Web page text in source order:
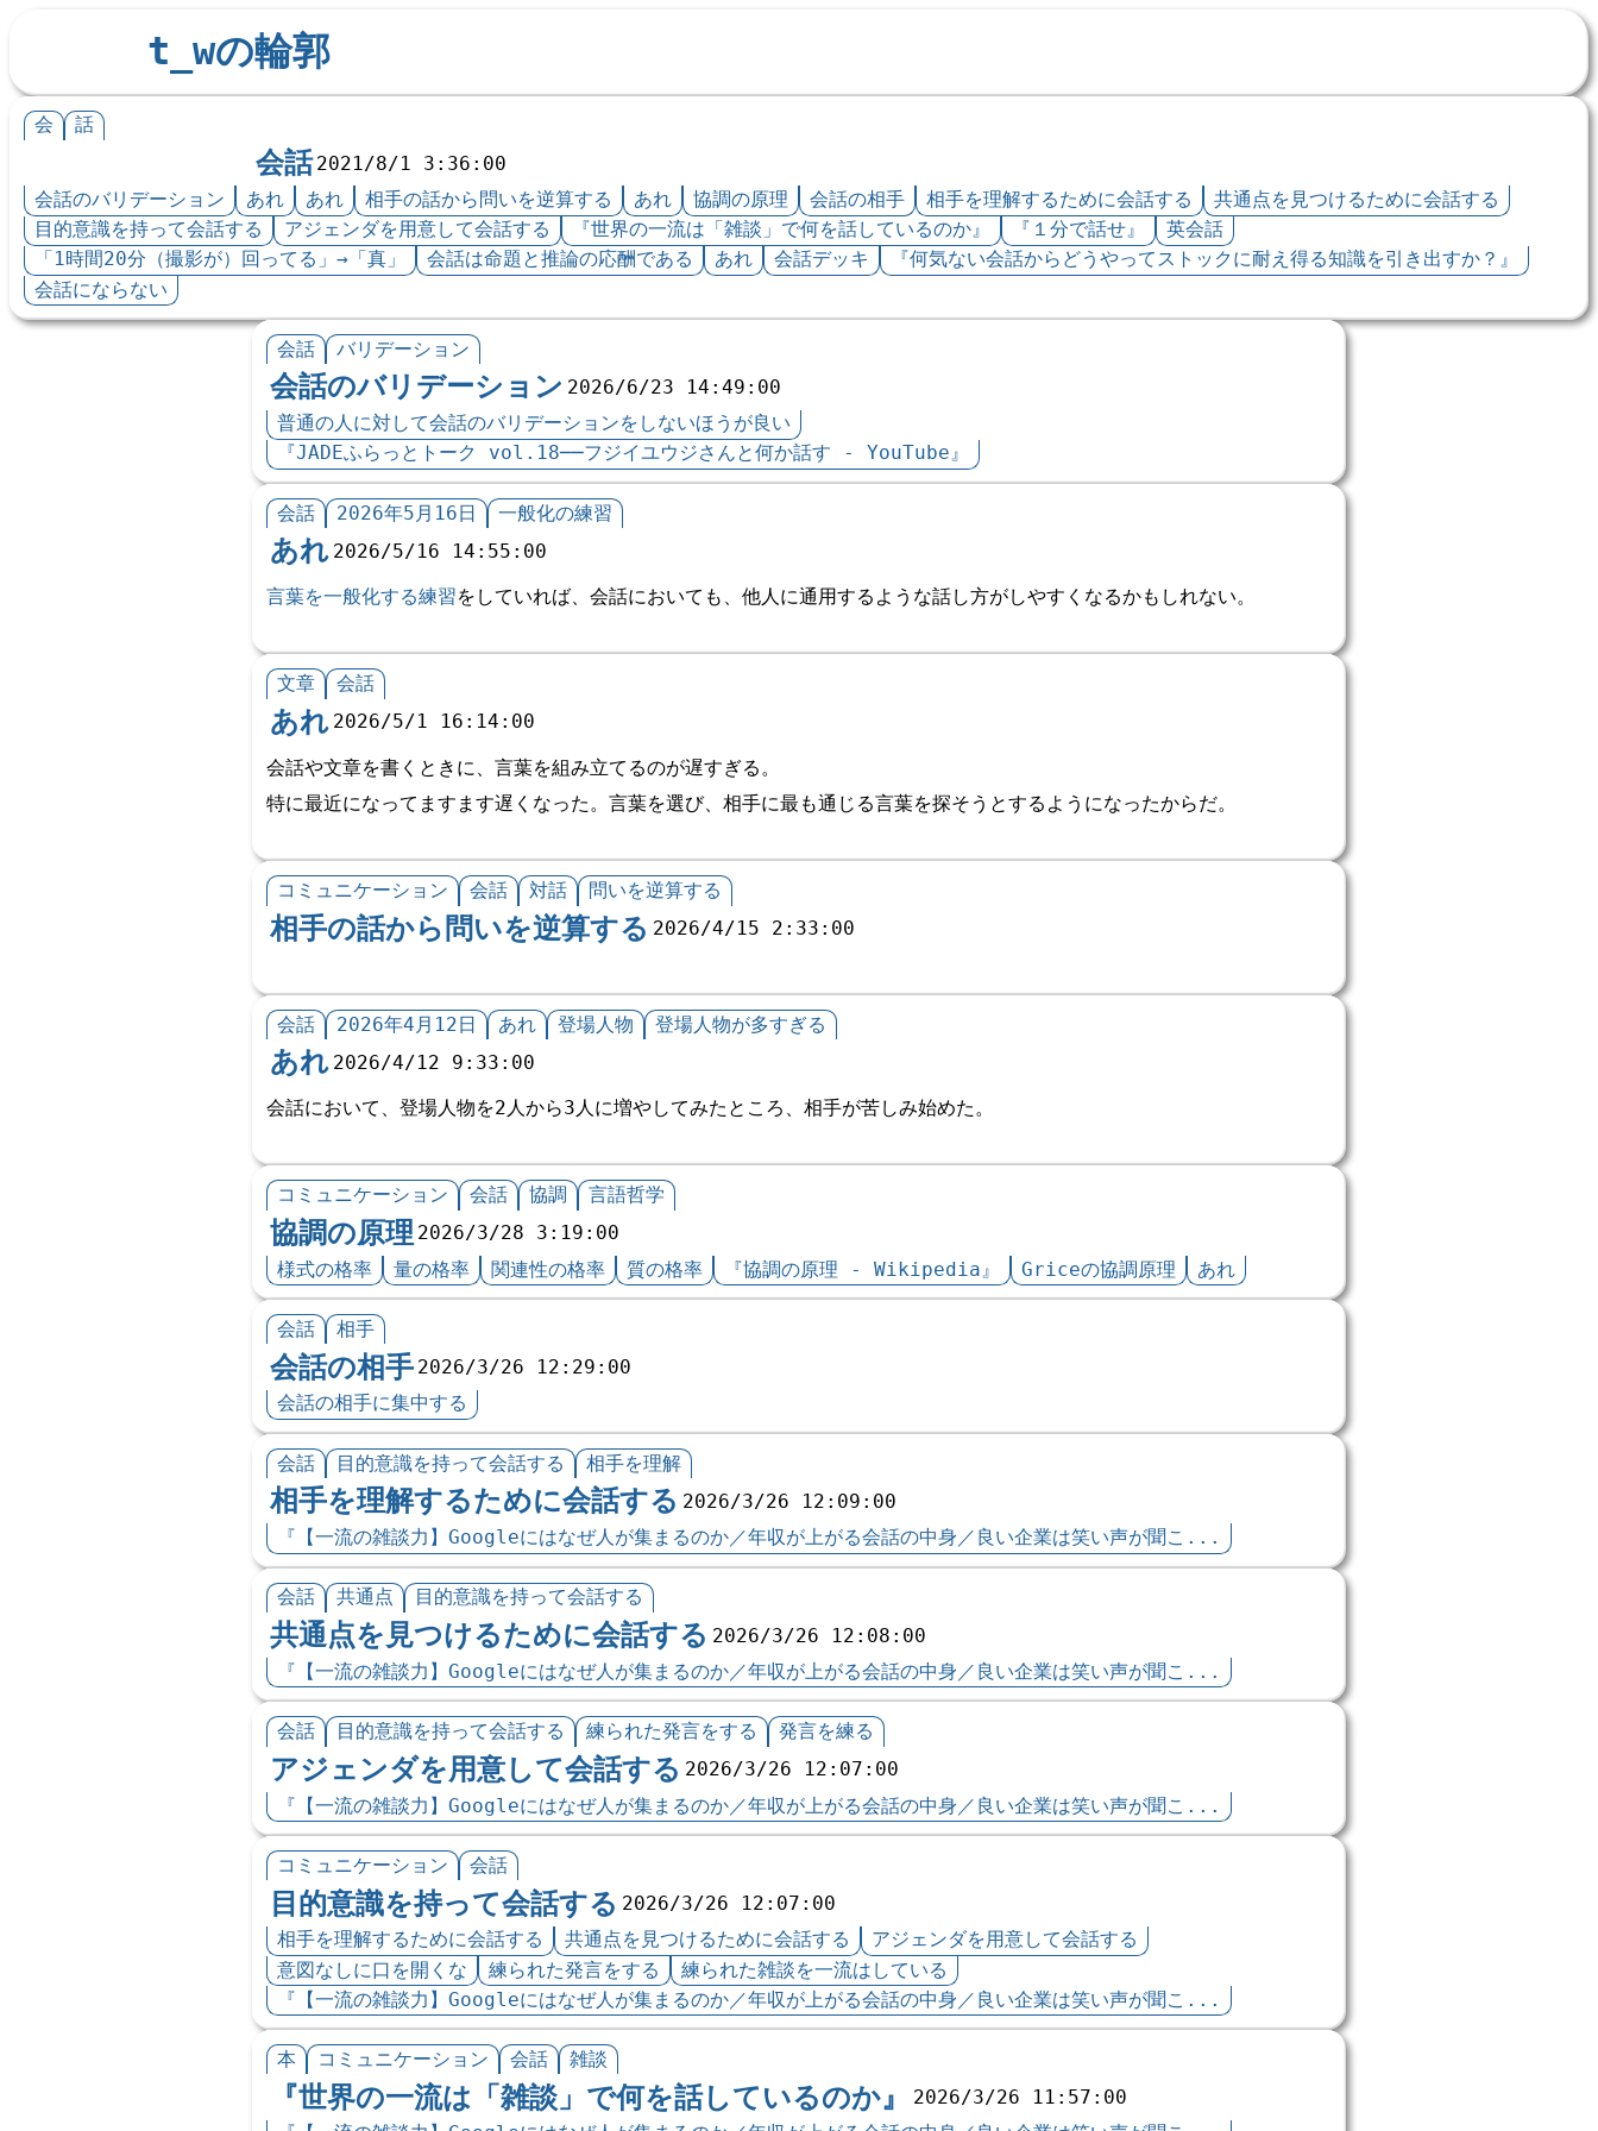
t_wの輪郭
会 話
会話 2021/8/1 3:36:00
会話のバリデーション
あれ あれ 相手の話から問いを逆算する あれ 協調の原理 会話の相手 相手を理解するために会話する
共通点を見つけるために会話する
目的意識を持って会話する
アジェンダを用意して会話する 『世界の一流は「雑談」で何を話しているのか』 『１分で話せ』
英会話
「1時間20分（撮影が）回ってる」→「真」
会話は命題と推論の応酬である あれ 会話デッキ
『何気ない会話からどうやってストックに耐え得る知識を引き出すか？』
会話にならない
会話 バリデーション
会話のバリデーション 2026/6/23 14:49:00
普通の人に対して会話のバリデーションをしないほうが良い
『JADEふらっとトーク vol.18──フジイユウジさんと何か話す - YouTube』
会話 2026年5月16日 一般化の練習
あれ 2026/5/16 14:55:00
言葉を一般化する練習をしていれば、会話においても、他人に通用するような話し方がしやすくなるかもしれない。
文章 会話
あれ 2026/5/1 16:14:00
会話や文章を書くときに、言葉を組み立てるのが遅すぎる。
特に最近になってますます遅くなった。言葉を選び、相手に最も通じる言葉を探そうとするようになったからだ。
コミュニケーション 会話 対話 問いを逆算する
相手の話から問いを逆算する 2026/4/15 2:33:00
会話 2026年4月12日 あれ 登場人物 登場人物が多すぎる
あれ 2026/4/12 9:33:00
会話において、登場人物を2人から3人に増やしてみたところ、相手が苦しみ始めた。
コミュニケーション 会話 協調 言語哲学
協調の原理 2026/3/28 3:19:00
様式の格率
量の格率 関連性の格率 質の格率 『協調の原理 - Wikipedia』 Griceの協調原理 あれ
会話 相手
会話の相手 2026/3/26 12:29:00
会話の相手に集中する
会話 目的意識を持って会話する 相手を理解
相手を理解するために会話する 2026/3/26 12:09:00
『【一流の雑談力】Googleにはなぜ人が集まるのか／年収が上がる会話の中身／良い企業は笑い声が聞こ...
会話 共通点 目的意識を持って会話する
共通点を見つけるために会話する 2026/3/26 12:08:00
『【一流の雑談力】Googleにはなぜ人が集まるのか／年収が上がる会話の中身／良い企業は笑い声が聞こ...
会話 目的意識を持って会話する 練られた発言をする 発言を練る
アジェンダを用意して会話する 2026/3/26 12:07:00
『【一流の雑談力】Googleにはなぜ人が集まるのか／年収が上がる会話の中身／良い企業は笑い声が聞こ...
コミュニケーション 会話
目的意識を持って会話する 2026/3/26 12:07:00
相手を理解するために会話する
共通点を見つけるために会話する
アジェンダを用意して会話する
意図なしに口を開くな
練られた発言をする
練られた雑談を一流はしている
『【一流の雑談力】Googleにはなぜ人が集まるのか／年収が上がる会話の中身／良い企業は笑い声が聞こ...
本 コミュニケーション 会話 雑談
『世界の一流は「雑談」で何を話しているのか』
2026/3/26 11:57:00